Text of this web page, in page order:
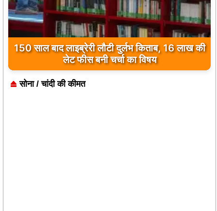
150 साल बाद लाइब्रेरी लौटी दुर्लभ किताब, 16 लाख की
लेट फीस बनी चर्चा का विषय
कुछ मोहब्बतें मुकम्मल होकर भी अधूरी रह जाती हैं…
‘मुसाफिर कैफे’ उसी दर्द का नाम है
सोना / चांदी की कीमत